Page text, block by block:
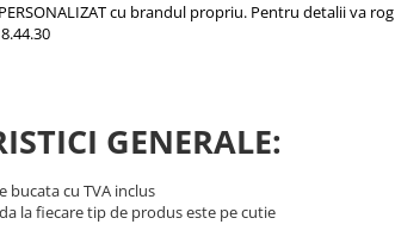
cu brandul propriu. Pentru detalii va
GENERALE:
bucata cu TVA inclus
la fiecare tip de produs este pe cutie